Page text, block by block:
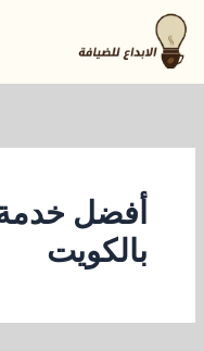
تخطي
إلى
المحتوى
أفضل
بالكويت